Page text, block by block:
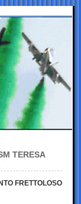
TERESA
FRETTOLOSO